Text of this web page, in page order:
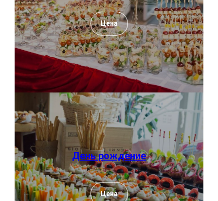
Цена
День рождение
Цена